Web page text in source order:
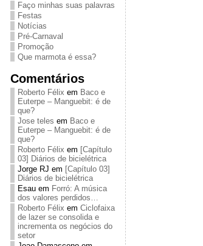
Faço minhas suas palavras
Festas
Notícias
Pré-Carnaval
Promoção
Que marmota é essa?
Comentários
Roberto Félix em Baco e
Euterpe – Manguebit: é de
que?
Jose teles em Baco e
Euterpe – Manguebit: é de
que?
Roberto Félix em [Capítulo
03] Diários de bicielétrica
Jorge RJ em [Capítulo 03]
Diários de bicielétrica
Esauem Forró: A música
dos valores perdidos…
Roberto Félix em Ciclofaixa
de lazer se consolida e
incrementa os negócios do
setor